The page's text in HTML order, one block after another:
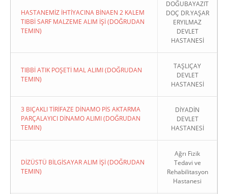
HASTANEMİZ İHTİYACINA BİNAEN 2 KALEM
TIBBİ SARF MALZEME ALIM İŞİ (DOĞRUDAN
TEMIN)
DOĞUBAYAZIT
DOÇ DR.YAŞAR
ERYILMAZ
DEVLET
HASTANESİ
TIBBİ ATIK POŞETİ MAL ALIMI (DOĞRUDAN
TEMIN)
TAŞLIÇAY
DEVLET
HASTANESİ
3 BIÇAKLI TİRİFAZE DİNAMO PİS AKTARMA
PARÇALAYICI DİNAMO ALIMI (DOĞRUDAN
TEMIN)
DİYADİN
DEVLET
HASTANESİ
DİZÜSTÜ BİLGİSAYAR ALIM İŞİ (DOĞRUDAN
TEMIN)
Ağrı Fizik
Tedavi ve
Rehabilitasyon
Hastanesi